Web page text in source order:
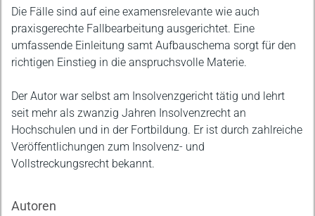
Die Fälle sind auf eine examensrelevante wie auch
praxisgerechte Fallbearbeitung ausgerichtet. Eine
umfassende Einleitung samt Aufbauschema sorgt für den
richtigen Einstieg in die anspruchsvolle Materie.
Der Autor war selbst am Insolvenzgericht tätig und lehrt
seit mehr als zwanzig Jahren Insolvenzrecht an
Hochschulen und in der Fortbildung. Er ist durch zahlreiche
Veröffentlichungen zum Insolvenz- und
Vollstreckungsrecht bekannt.
Autoren